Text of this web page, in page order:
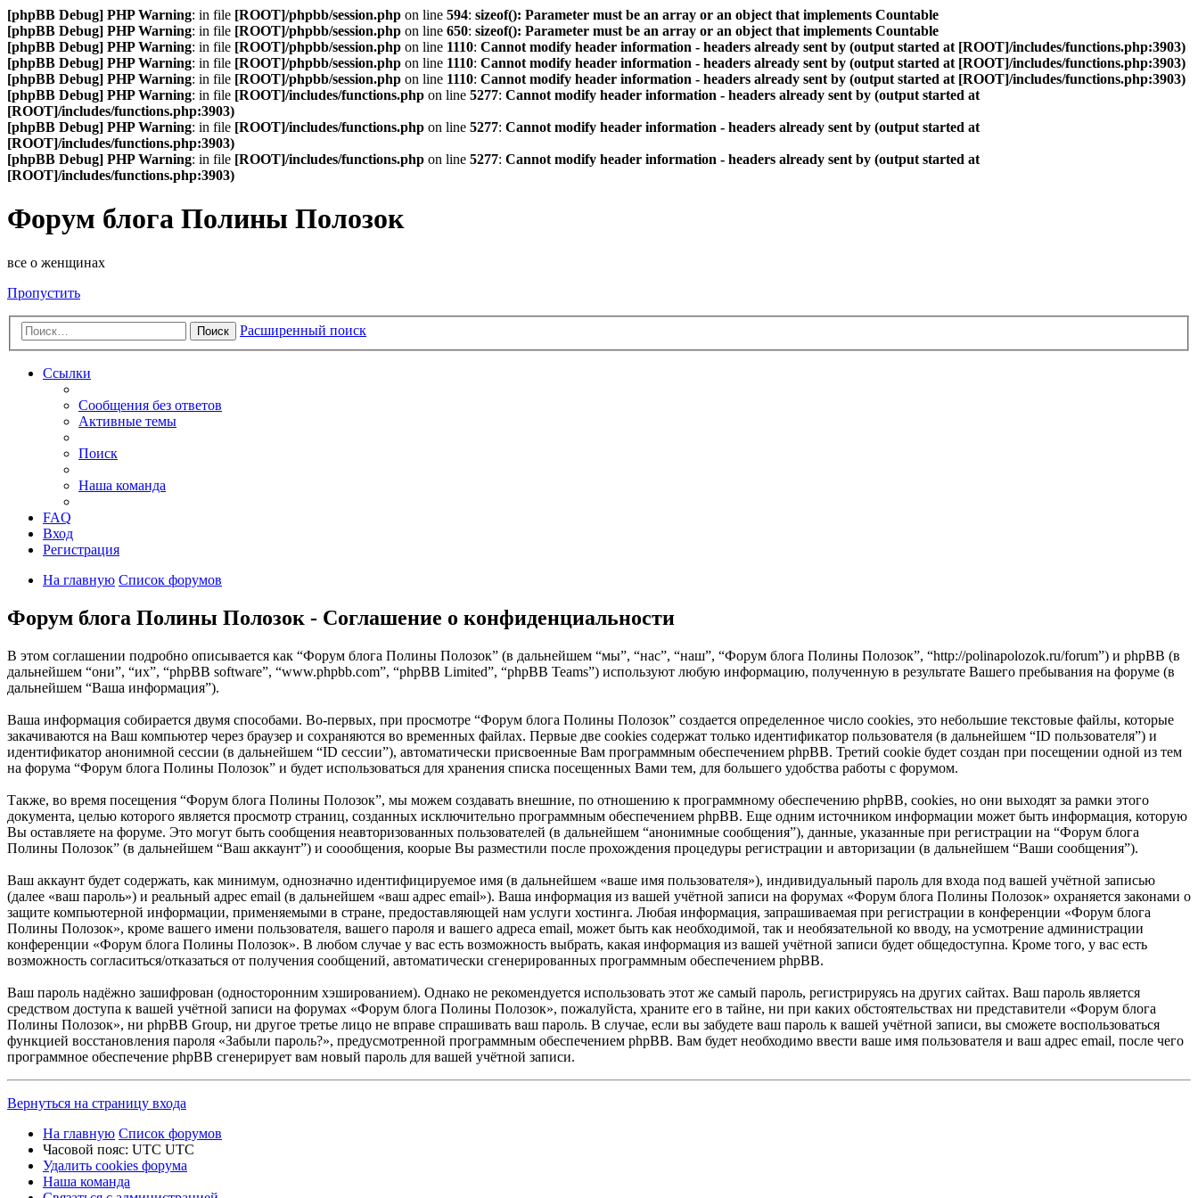
[phpBB Debug] PHP Warning: in file [ROOT]/phpbb/session.php on line 594: sizeof(): Parameter must be an array or an object that implements Countable
[phpBB Debug] PHP Warning: in file [ROOT]/phpbb/session.php on line 650: sizeof(): Parameter must be an array or an object that implements Countable
[phpBB Debug] PHP Warning: in file [ROOT]/phpbb/session.php on line 1110: Cannot modify header information - headers already sent by (output started at [ROOT]/includes/functions.php:3903)
[phpBB Debug] PHP Warning: in file [ROOT]/phpbb/session.php on line 1110: Cannot modify header information - headers already sent by (output started at [ROOT]/includes/functions.php:3903)
[phpBB Debug] PHP Warning: in file [ROOT]/phpbb/session.php on line 1110: Cannot modify header information - headers already sent by (output started at [ROOT]/includes/functions.php:3903)
[phpBB Debug] PHP Warning: in file [ROOT]/includes/functions.php on line 5277: Cannot modify header information - headers already sent by (output started at
[ROOT]/includes/functions.php:3903)
[phpBB Debug] PHP Warning: in file [ROOT]/includes/functions.php on line 5277: Cannot modify header information - headers already sent by (output started at
[ROOT]/includes/functions.php:3903)
[phpBB Debug] PHP Warning: in file [ROOT]/includes/functions.php on line 5277: Cannot modify header information - headers already sent by (output started at
[ROOT]/includes/functions.php:3903)
Форум блога Полины Полозок
все о женщинах
Пропустить
Поиск Расширенный поиск
Ссылки
Сообщения без ответов
Активные темы
Поиск
Наша команда
FAQ
Вход
Регистрация
На главную Список форумов
Форум блога Полины Полозок - Соглашение о конфиденциальности
В этом соглашении подробно описывается как “Форум блога Полины Полозок” (в дальнейшем “мы”, “нас”, “наш”, “Форум блога Полины Полозок”, “http://polinapolozok.ru/forum”) и phpBB (в
дальнейшем “они”, “их”, “phpBB software”, “www.phpbb.com”, “phpBB Limited”, “phpBB Teams”) используют любую информацию, полученную в результате Вашего пребывания на форуме (в
дальнейшем “Ваша информация”).
Ваша информация собирается двумя способами. Во-первых, при просмотре “Форум блога Полины Полозок” создается определенное число cookies, это небольшие текстовые файлы, которые
закачиваются на Ваш компьютер через браузер и сохраняются во временных файлах. Первые две cookies содержат только идентификатор пользователя (в дальнейшем “ID пользователя”) и
идентификатор анонимной сессии (в дальнейшем “ID сессии”), автоматически присвоенные Вам программным обеспечением phpBB. Третий cookie будет создан при посещении одной из тем
на форума “Форум блога Полины Полозок” и будет использоваться для хранения списка посещенных Вами тем, для большего удобства работы с форумом.
Также, во время посещения “Форум блога Полины Полозок”, мы можем создавать внешние, по отношению к программному обеспечению phpBB, cookies, но они выходят за рамки этого
документа, целью которого является просмотр страниц, созданных исключительно программным обеспечением phpBB. Еще одним источником информации может быть информация, которую
Вы оставляете на форуме. Это могут быть сообщения неавторизованных пользователей (в дальнейшем “анонимные сообщения”), данные, указанные при регистрации на “Форум блога
Полины Полозок” (в дальнейшем “Ваш аккаунт”) и соообщения, коорые Вы разместили после прохождения процедуры регистрации и авторизации (в дальнейшем “Ваши сообщения”).
Ваш аккаунт будет содержать, как минимум, однозначно идентифицируемое имя (в дальнейшем «ваше имя пользователя»), индивидуальный пароль для входа под вашей учётной записью
(далее «ваш пароль») и реальный адрес email (в дальнейшем «ваш адрес email»). Ваша информация из вашей учётной записи на форумах «Форум блога Полины Полозок» охраняется законами о
защите компьютерной информации, применяемыми в стране, предоставляющей нам услуги хостинга. Любая информация, запрашиваемая при регистрации в конференции «Форум блога
Полины Полозок», кроме вашего имени пользователя, вашего пароля и вашего адреса email, может быть как необходимой, так и необязательной ко вводу, на усмотрение администрации
конференции «Форум блога Полины Полозок». В любом случае у вас есть возможность выбрать, какая информация из вашей учётной записи будет общедоступна. Кроме того, у вас есть
возможность согласиться/отказаться от получения сообщений, автоматически сгенерированных программным обеспечением phpBB.
Ваш пароль надёжно зашифрован (односторонним хэшированием). Однако не рекомендуется использовать этот же самый пароль, регистрируясь на других сайтах. Ваш пароль является
средством доступа к вашей учётной записи на форумах «Форум блога Полины Полозок», пожалуйста, храните его в тайне, ни при каких обстоятельствах ни представители «Форум блога
Полины Полозок», ни phpBB Group, ни другое третье лицо не вправе спрашивать ваш пароль. В случае, если вы забудете ваш пароль к вашей учётной записи, вы сможете воспользоваться
функцией восстановления пароля «Забыли пароль?», предусмотренной программным обеспечением phpBB. Вам будет необходимо ввести ваше имя пользователя и ваш адрес email, после чего
программное обеспечение phpBB сгенерирует вам новый пароль для вашей учётной записи.
Вернуться на страницу входа
На главную Список форумов
Часовой пояс: UTC UTC
Удалить cookies форума
Наша команда